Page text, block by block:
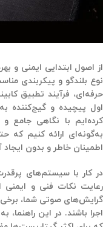
از اصول ابتدایی ایمنی و
نوع بلندگو و پیکربندی
حرفه‌ای، فرآیند تطبیق
اول پیچیده و گیج‌کننده
کرده‌ایم با نگاهی جامع
به‌گونه‌ای ارائه کنیم که
اطمینان خاطر و بدون
در کار با سیستم‌های
رعایت نکات فنی و
گرایش‌های صوتی شما، برخی
اجرا باشند. در این